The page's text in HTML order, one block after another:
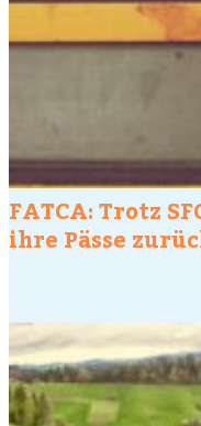
FATCA: Trotz
ihre Pässe